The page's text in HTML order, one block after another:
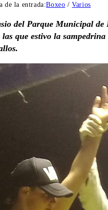
de la entrada:Boxeo / Varios
del Parque Municipal de
las que estivo la